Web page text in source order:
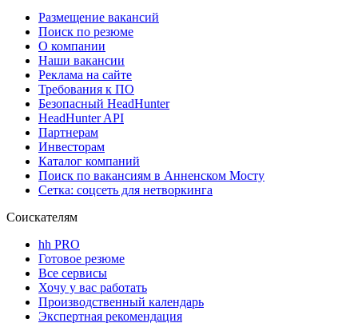
Размещение вакансий
Поиск по резюме
О компании
Наши вакансии
Реклама на сайте
Требования к ПО
Безопасный HeadHunter
HeadHunter API
Партнерам
Инвесторам
Каталог компаний
Поиск по вакансиям в Анненском Мосту
Сетка: соцсеть для нетворкинга
Соискателям
hh PRO
Готовое резюме
Все сервисы
Хочу у вас работать
Производственный календарь
Экспертная рекомендация